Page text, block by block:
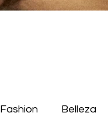
Fashion Belleza